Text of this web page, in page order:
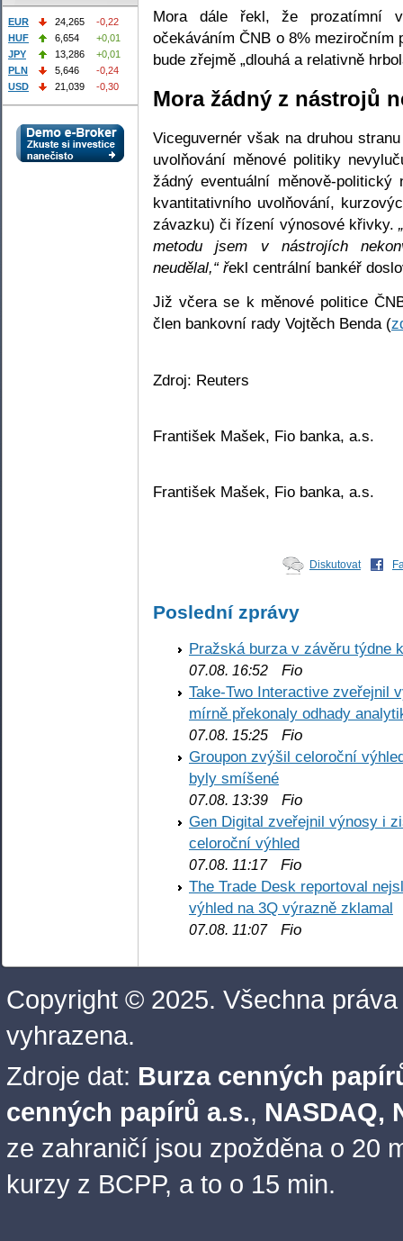
Mora dále řekl, že prozatímní
očekáváním ČNB o 8% meziročním
bude zřejmě „dlouhá a relativně
Mora žádný z nástrojů
Viceguvernér však na druhou
uvolňování měnové politiky
žádný eventuální měnově-
kvantitativního uvolňování,
závazku) či řízení výnosové křivky.
metodu jsem v nástrojích
neudělal,“ řekl centrální bankéř
Již včera se k měnové politice
člen bankovní rady Vojtěch Benda (
Zdroj: Reuters
František Mašek, Fio banka, a.s.
František Mašek, Fio banka, a.s.
Diskutovat
Poslední zprávy
Pražská burza v závěru týdne
07.08. 16:52 Fio
Take-Two Interactive zveřejnil
mírně překonaly odhady
07.08. 15:25 Fio
Groupon zvýšil celoroční
byly smíšené
07.08. 13:39 Fio
Gen Digital zveřejnil výnosy i
celoroční výhled
07.08. 11:17Fio
The Trade Desk reportoval
výhled na 3Q výrazně zklamal
07.08. 11:07Fio
EUR 24,265
-0,22
HUF
6,654
+0,01
JPY
13,286
+0,01
PLN
5,646
-0,24
USD
21,039 -0,30
Copyright © 2025. Všechna práva
vyhrazena.
Zdroje dat: Burza cenných
cenných papírů a.s., NASDAQ,
ze zahraničí jsou zpožděna o 20
kurzy z BCPP, a to o 15 min.